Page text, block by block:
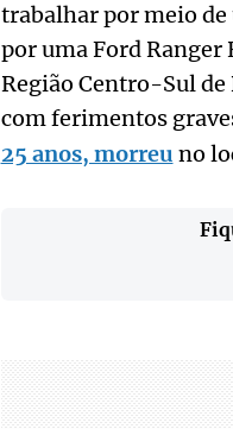
trabalhar por meio
por uma Ford Ranger
Região Centro-Sul
com ferimentos
25 anos, morreu no